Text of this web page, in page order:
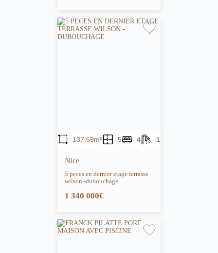
137.59m² 5 4 1
Nice
5 peces en dernier etage terrasse
wilson -dubouchage
1 340 000€